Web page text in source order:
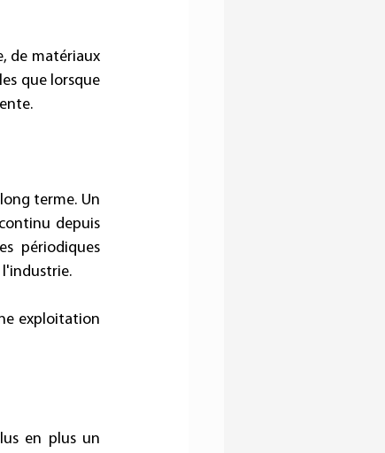
de matériaux
que lorsque
terme. Un
depuis
périodiques
exploitation
en plus un